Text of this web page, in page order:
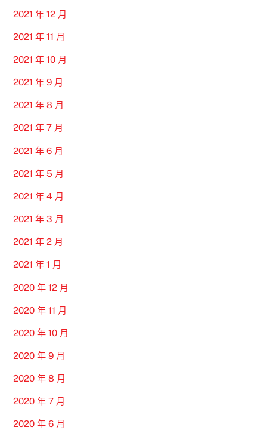
2021 年 12 月
2021 年 11 月
2021 年 10 月
2021 年 9 月
2021 年 8 月
2021 年 7 月
2021 年 6 月
2021 年 5 月
2021 年 4 月
2021 年 3 月
2021 年 2 月
2021 年 1 月
2020 年 12 月
2020 年 11 月
2020 年 10 月
2020 年 9 月
2020 年 8 月
2020 年 7 月
2020 年 6 月